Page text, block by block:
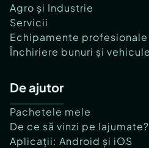
Agro și Industrie
Servicii
Echipamente
Închiriere bunuri și vehicule
De ajutor
Pachetele mele
De ce să vinzi pe lajumate?
Aplicații: Android și iOS